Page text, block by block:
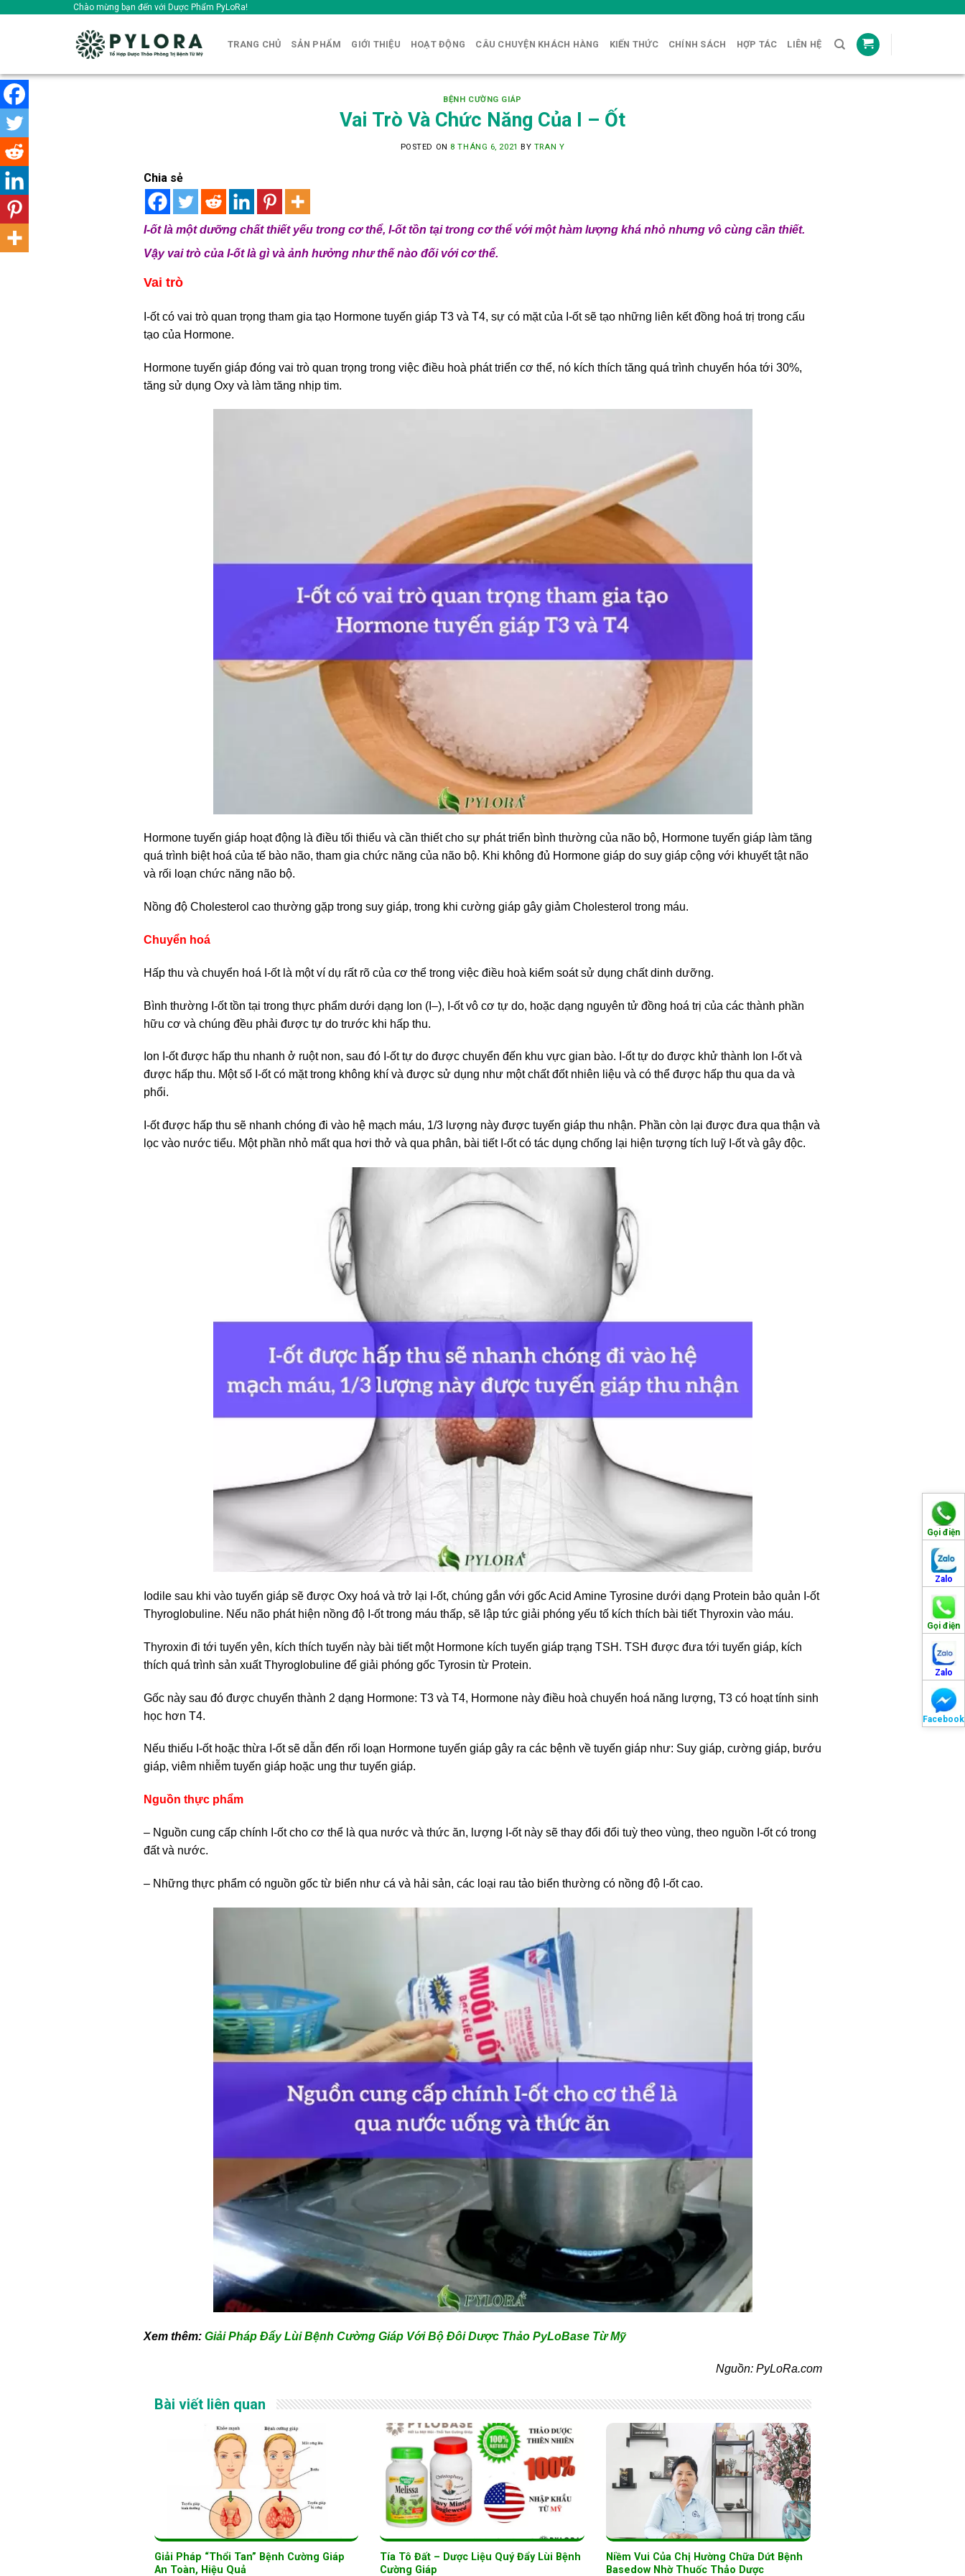
Chào mừng bạn đến với Dược Phẩm PyLoRa!
TRANG CHỦ SẢN PHẨM GIỚI THIỆU HOẠT ĐỘNG CÂU CHUYỆN KHÁCH HÀNG KIẾN THỨC CHÍNH SÁCH HỢP TÁC LIÊN HỆ
Gọi điện
Zalo
Gọi điện
Zalo
Facebook
BỆNH CƯỜNG GIÁP
Vai Trò Và Chức Năng Của I – Ốt
POSTED ON 8 THÁNG 6, 2021 BY TRAN Y
Chia sẻ
I-ốt là một dưỡng chất thiết yếu trong cơ thể, I-ốt tồn tại trong cơ thể với một hàm lượng khá nhỏ nhưng vô cùng cần thiết.
Vậy vai trò của I-ốt là gì và ảnh hưởng như thế nào đối với cơ thể.
Vai trò
I-ốt có vai trò quan trọng tham gia tạo Hormone tuyến giáp T3 và T4, sự có mặt của I-ốt sẽ tạo những liên kết đồng hoá trị trong cấu
tạo của Hormone.
Hormone tuyến giáp đóng vai trò quan trọng trong việc điều hoà phát triển cơ thể, nó kích thích tăng quá trình chuyển hóa tới 30%,
tăng sử dụng Oxy và làm tăng nhịp tim.
Hormone tuyến giáp hoạt động là điều tối thiểu và cần thiết cho sự phát triển bình thường của não bộ, Hormone tuyến giáp làm tăng
quá trình biệt hoá của tế bào não, tham gia chức năng của não bộ. Khi không đủ Hormone giáp do suy giáp cộng với khuyết tật não
và rối loạn chức năng não bộ.
Nồng độ Cholesterol cao thường gặp trong suy giáp, trong khi cường giáp gây giảm Cholesterol trong máu.
Chuyển hoá
Hấp thu và chuyển hoá I-ốt là một ví dụ rất rõ của cơ thể trong việc điều hoà kiểm soát sử dụng chất dinh dưỡng.
Bình thường I-ốt tồn tại trong thực phẩm dưới dạng Ion (I–), I-ốt vô cơ tự do, hoặc dạng nguyên tử đồng hoá trị của các thành phần
hữu cơ và chúng đều phải được tự do trước khi hấp thu.
Ion I-ốt được hấp thu nhanh ở ruột non, sau đó I-ốt tự do được chuyển đến khu vực gian bào. I-ốt tự do được khử thành Ion I-ốt và
được hấp thu. Một số I-ốt có mặt trong không khí và được sử dụng như một chất đốt nhiên liệu và có thể được hấp thu qua da và
phổi.
I-ốt được hấp thu sẽ nhanh chóng đi vào hệ mạch máu, 1/3 lượng này được tuyến giáp thu nhận. Phần còn lại được đưa qua thận và
lọc vào nước tiểu. Một phần nhỏ mất qua hơi thở và qua phân, bài tiết I-ốt có tác dụng chống lại hiện tượng tích luỹ I-ốt và gây độc.
Iodile sau khi vào tuyến giáp sẽ được Oxy hoá và trở lại I-ốt, chúng gắn với gốc Acid Amine Tyrosine dưới dạng Protein bảo quản I-ốt
Thyroglobuline. Nếu não phát hiện nồng độ I-ốt trong máu thấp, sẽ lập tức giải phóng yếu tố kích thích bài tiết Thyroxin vào máu.
Thyroxin đi tới tuyến yên, kích thích tuyến này bài tiết một Hormone kích tuyến giáp trạng TSH. TSH được đưa tới tuyến giáp, kích
thích quá trình sản xuất Thyroglobuline để giải phóng gốc Tyrosin từ Protein.
Gốc này sau đó được chuyển thành 2 dạng Hormone: T3 và T4, Hormone này điều hoà chuyển hoá năng lượng, T3 có hoạt tính sinh
học hơn T4.
Nếu thiếu I-ốt hoặc thừa I-ốt sẽ dẫn đến rối loạn Hormone tuyến giáp gây ra các bệnh về tuyến giáp như: Suy giáp, cường giáp, bướu
giáp, viêm nhiễm tuyến giáp hoặc ung thư tuyến giáp.
Nguồn thực phẩm
– Nguồn cung cấp chính I-ốt cho cơ thể là qua nước và thức ăn, lượng I-ốt này sẽ thay đổi đổi tuỳ theo vùng, theo nguồn I-ốt có trong
đất và nước.
– Những thực phẩm có nguồn gốc từ biển như cá và hải sản, các loại rau tảo biển thường có nồng độ I-ốt cao.
Xem thêm: Giải Pháp Đẩy Lùi Bệnh Cường Giáp Với Bộ Đôi Dược Thảo PyLoBase Từ Mỹ
Nguồn: PyLoRa.com
Bài viết liên quan
Giải Pháp “Thổi Tan” Bệnh Cường Giáp
An Toàn, Hiệu Quả
Tía Tô Đất – Dược Liệu Quý Đẩy Lùi Bệnh
Cường Giáp
Niềm Vui Của Chị Hường Chữa Dứt Bệnh
Basedow Nhờ Thuốc Thảo Dược